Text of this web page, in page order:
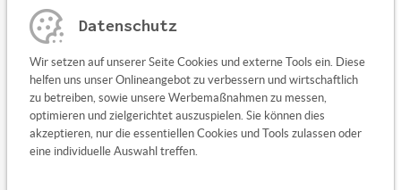
Any questions or suggestions?
Contact us here
Datenschutz
Wir setzen auf unserer Seite Cookies und externe Tools ein. Diese
helfen uns unser Onlineangebot zu verbessern und wirtschaftlich
zu betreiben, sowie unsere Werbemaßnahmen zu messen,
optimieren und zielgerichtet auszuspielen. Sie können dies
akzeptieren, nur die essentiellen Cookies und Tools zulassen oder
eine individuelle Auswahl treffen.